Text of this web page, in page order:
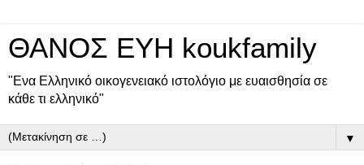
ΘΑΝΟΣ ΕΥΗ koukfamily
"Ενα Ελληνικό οικογενειακό ιστολόγιο με ευαισθησία σε
κάθε τι ελληνικό"
▼